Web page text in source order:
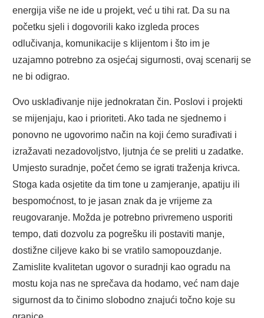
energija više ne ide u projekt, već u tihi rat. Da su na
početku sjeli i dogovorili kako izgleda proces
odlučivanja, komunikacije s klijentom i što im je
uzajamno potrebno za osjećaj sigurnosti, ovaj scenarij se
ne bi odigrao.
Ovo usklađivanje nije jednokratan čin. Poslovi i projekti
se mijenjaju, kao i prioriteti. Ako tada ne sjednemo i
ponovno ne ugovorimo način na koji ćemo surađivati i
izražavati nezadovoljstvo, ljutnja će se preliti u zadatke.
Umjesto suradnje, počet ćemo se igrati traženja krivca.
Stoga kada osjetite da tim tone u zamjeranje, apatiju ili
bespomoćnost, to je jasan znak da je vrijeme za
reugovaranje. Možda je potrebno privremeno usporiti
tempo, dati dozvolu za pogrešku ili postaviti manje,
dostižne ciljeve kako bi se vratilo samopouzdanje.
Zamislite kvalitetan ugovor o suradnji kao ogradu na
mostu koja nas ne sprečava da hodamo, već nam daje
sigurnost da to činimo slobodno znajući točno koje su